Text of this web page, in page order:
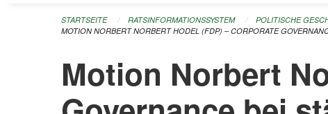
STARTSEITE RATSINFORMATIONSSYSTEM
POLITISCHE
MOTION NORBERT NORBERT HODEL (FDP) – CORPORATE
Motion Norbert